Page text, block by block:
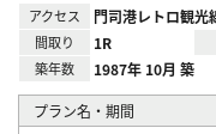
アクセス 門司港レトロ観光
間取り 1R
築年数 1987年 10月 築
プラン名・期間